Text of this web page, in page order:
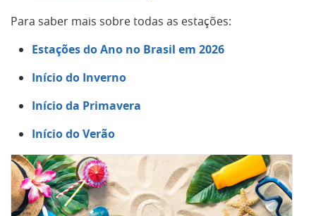
Para saber mais sobre todas as estações:
Estações do Ano no Brasil em 2026
Início do Inverno
Início da Primavera
Início do Verão